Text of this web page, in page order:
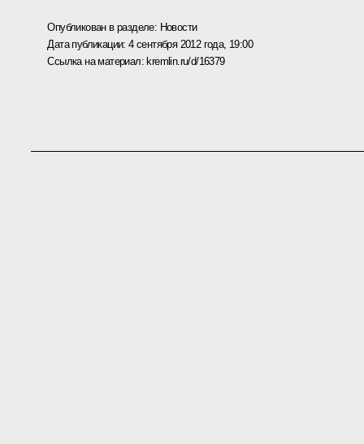
Опубликован в разделе: Новости
Дата публикации:4 сентября 2012 года, 19:00
Ссылка на материал: kremlin.ru/d/16379